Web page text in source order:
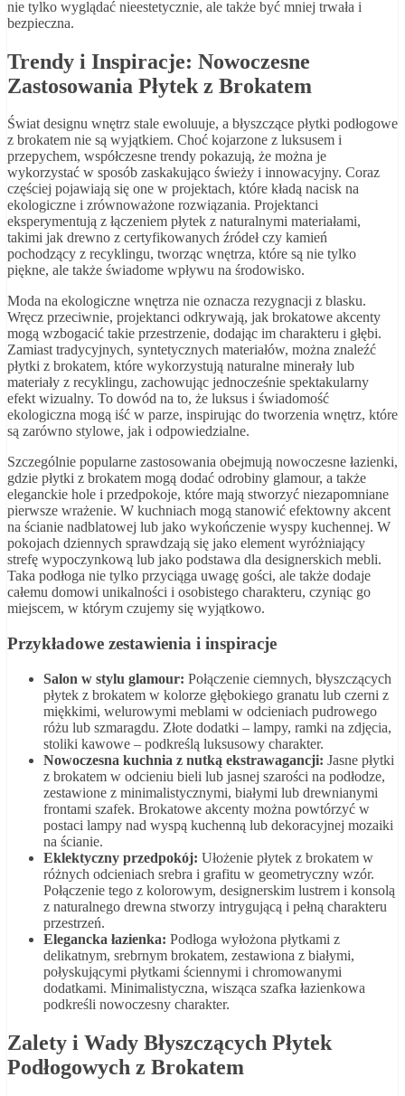
nie tylko wyglądać nieestetycznie, ale także być mniej trwała i
bezpieczna.
Trendy i Inspiracje: Nowoczesne
Zastosowania Płytek z Brokatem
Świat designu wnętrz stale ewoluuje, a błyszczące płytki podłogowe
z brokatem nie są wyjątkiem. Choć kojarzone z luksusem i
przepychem, współczesne trendy pokazują, że można je
wykorzystać w sposób zaskakująco świeży i innowacyjny. Coraz
częściej pojawiają się one w projektach, które kładą nacisk na
ekologiczne i zrównoważone rozwiązania. Projektanci
eksperymentują z łączeniem płytek z naturalnymi materiałami,
takimi jak drewno z certyfikowanych źródeł czy kamień
pochodzący z recyklingu, tworząc wnętrza, które są nie tylko
piękne, ale także świadome wpływu na środowisko.
Moda na ekologiczne wnętrza nie oznacza rezygnacji z blasku.
Wręcz przeciwnie, projektanci odkrywają, jak brokatowe akcenty
mogą wzbogacić takie przestrzenie, dodając im charakteru i głębi.
Zamiast tradycyjnych, syntetycznych materiałów, można znaleźć
płytki z brokatem, które wykorzystują naturalne minerały lub
materiały z recyklingu, zachowując jednocześnie spektakularny
efekt wizualny. To dowód na to, że luksus i świadomość
ekologiczna mogą iść w parze, inspirując do tworzenia wnętrz, które
są zarówno stylowe, jak i odpowiedzialne.
Szczególnie popularne zastosowania obejmują nowoczesne łazienki,
gdzie płytki z brokatem mogą dodać odrobiny glamour, a także
eleganckie hole i przedpokoje, które mają stworzyć niezapomniane
pierwsze wrażenie. W kuchniach mogą stanowić efektowny akcent
na ścianie nadblatowej lub jako wykończenie wyspy kuchennej. W
pokojach dziennych sprawdzają się jako element wyróżniający
strefę wypoczynkową lub jako podstawa dla designerskich mebli.
Taka podłoga nie tylko przyciąga uwagę gości, ale także dodaje
całemu domowi unikalności i osobistego charakteru, czyniąc go
miejscem, w którym czujemy się wyjątkowo.
Przykładowe zestawienia i inspiracje
Salon w stylu glamour: Połączenie ciemnych, błyszczących
płytek z brokatem w kolorze głębokiego granatu lub czerni z
miękkimi, welurowymi meblami w odcieniach pudrowego
różu lub szmaragdu. Złote dodatki – lampy, ramki na zdjęcia,
stoliki kawowe – podkreślą luksusowy charakter.
Nowoczesna kuchnia z nutką ekstrawagancji: Jasne płytki
z brokatem w odcieniu bieli lub jasnej szarości na podłodze,
zestawione z minimalistycznymi, białymi lub drewnianymi
frontami szafek. Brokatowe akcenty można powtórzyć w
postaci lampy nad wyspą kuchenną lub dekoracyjnej mozaiki
na ścianie.
Eklektyczny przedpokój: Ułożenie płytek z brokatem w
różnych odcieniach srebra i grafitu w geometryczny wzór.
Połączenie tego z kolorowym, designerskim lustrem i konsolą
z naturalnego drewna stworzy intrygującą i pełną charakteru
przestrzeń.
Elegancka łazienka: Podłoga wyłożona płytkami z
delikatnym, srebrnym brokatem, zestawiona z białymi,
połyskującymi płytkami ściennymi i chromowanymi
dodatkami. Minimalistyczna, wisząca szafka łazienkowa
podkreśli nowoczesny charakter.
Zalety i Wady Błyszczących Płytek
Podłogowych z Brokatem